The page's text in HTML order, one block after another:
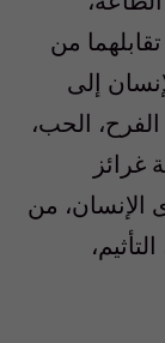
تقابلهما من
إلى
الفرح، الحب،
غرائز
الإنسان، من